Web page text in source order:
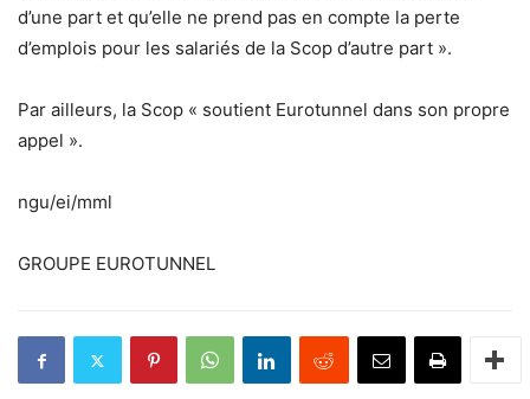
d’une part et qu’elle ne prend pas en compte la perte
d’emplois pour les salariés de la Scop d’autre part ».
Par ailleurs, la Scop « soutient Eurotunnel dans son propre
appel ».
ngu/ei/mml
GROUPE EUROTUNNEL